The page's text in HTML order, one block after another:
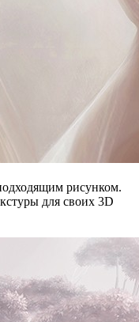
рисунком.
для своих 3D